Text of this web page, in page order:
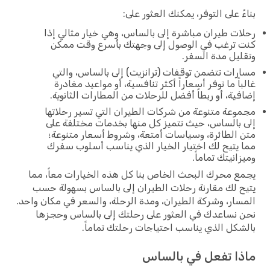
بناءً على التوفر، يمكنك العثور على:
رحلات طيران مباشرة إلى بالساس، وهي خيار مثالي إذا
كنت ترغب في الوصول إلى وجهتك بأسرع وقت ممكن
وتقليل مدة السفر.
مسارات تتضمن توقفات (ترانزيت) إلى بالساس، والتي
غالباً ما توفر أسعاراً أكثر تنافسية، أو مواعيد مغادرة
إضافية، أو ربطاً أفضل للرحلات من المطارات الثانوية.
مجموعة متنوعة من شركات الطيران التي تسير رحلاتها
إلى بالساس، حيث تتميز كل منها بخدمات مختلفة على
متن الطائرة، وسياسات أمتعة، وشروط أسعار متنوعة؛
مما يتيح لك اختيار الخيار الذي يناسب أسلوب سفرك
وميزانيتك تماماً.
يجمع محرك البحث الخاص بنا كل هذه الخيارات معاً، مما
يتيح لك مقارنة رحلات الطيران إلى بالساس بسهولة حسب
المسار، وشركة الطيران، ومدة الرحلة، والسعر في مكان واحد.
نحن نساعدك في العثور على رحلتك إلى بالساس وحجزها
بالشكل الذي يناسب احتياجات رحلتك تماماً.
ماذا تفعل في بالساس